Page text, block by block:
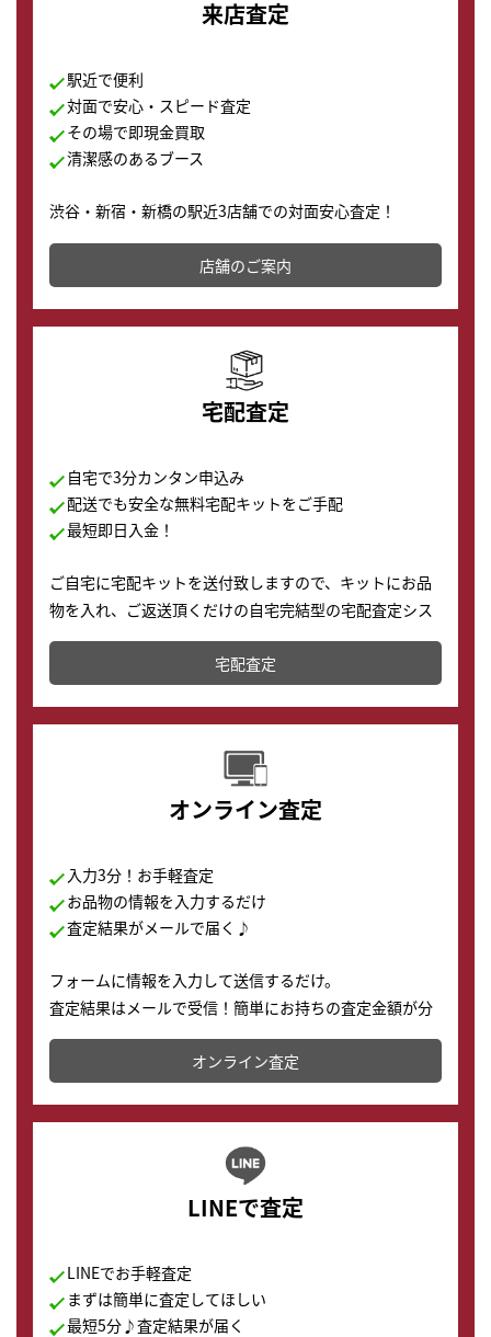
来店査定
駅近で便利
対面で安心・スピード査定
その場で即現金買取
清潔感のあるブース
渋谷・新宿・新橋の駅近3店舗での対面安心査定！
店舗を併設しており、下取りに出してお得に新しい時計
の購入もできます♪
店舗のご案内
宅配査定
自宅で3分カンタン申込み
配送でも安全な無料宅配キットをご手配
最短即日入金！
ご自宅に宅配キットを送付致しますので、キットにお品
物を入れ、ご返送頂くだけの自宅完結型の宅配査定シス
テムです。
配送でも簡単&安全に査定・買取に出すことが可能で
す。
宅配査定
オンライン査定
入力3分！お手軽査定
お品物の情報を入力するだけ
査定結果がメールで届く♪
フォームに情報を入力して送信するだけ。
査定結果はメールで受信！簡単にお持ちの査定金額が分
かります。
オンライン査定
LINEで査定
LINEでお手軽査定
まずは簡単に査定してほしい
最短5分♪査定結果が届く